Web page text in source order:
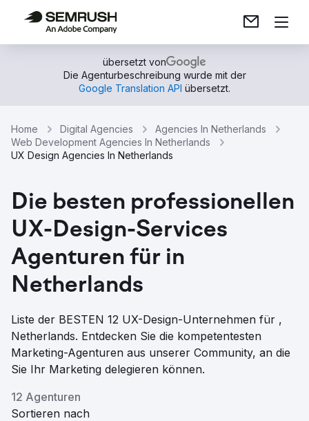
übersetzt von
Die Agenturbeschreibung wurde mit der
Google Translation API übersetzt.
Home Digital Agencies
Agencies In Netherlands
Web Development Agencies In Netherlands
UX Design Agencies In Netherlands
Die besten professionellen
UX-Design-Services
Agenturen für in
Netherlands
Liste der BESTEN 12 UX-Design-Unternehmen für ,
Netherlands. Entdecken Sie die kompetentesten
Marketing-Agenturen aus unserer Community, an die
Sie Ihr Marketing delegieren können.
12 Agenturen
Sortieren nach